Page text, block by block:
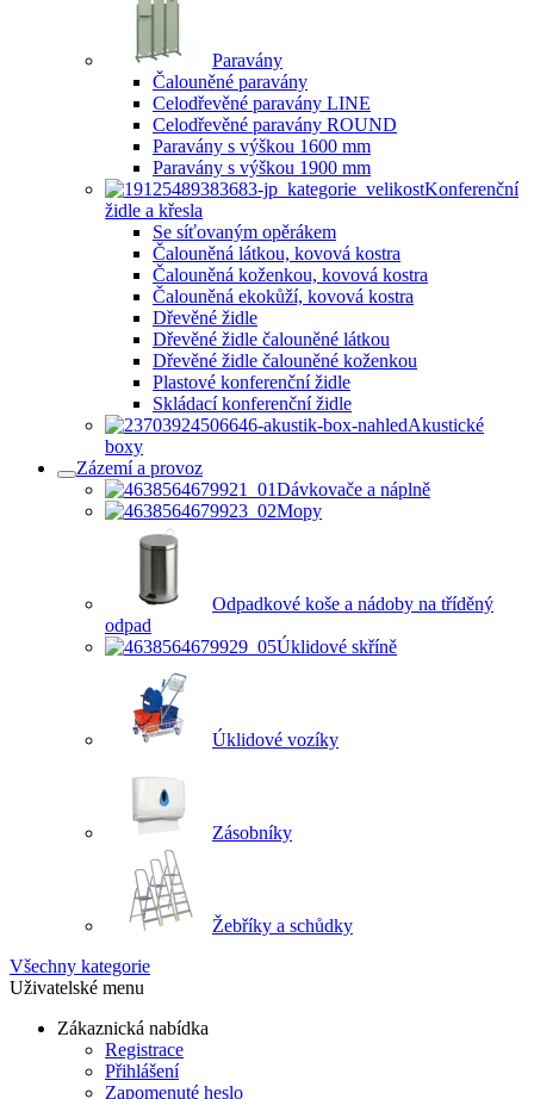
Paravány
Čalouněné paravány
Celodřevěné paravány LINE
Celodřevěné paravány ROUND
Paravány s výškou 1600 mm
Paravány s výškou 1900 mm
Konferenční
židle a křesla
Se síťovaným opěrákem
Čalouněná látkou, kovová kostra
Čalouněná koženkou, kovová kostra
Čalouněná ekokůží, kovová kostra
Dřevěné židle
Dřevěné židle čalouněné látkou
Dřevěné židle čalouněné koženkou
Plastové konferenční židle
Skládací konferenční židle
Akustické
boxy
Zázemí a provoz
Dávkovače a náplně
Mopy
Odpadkové koše a nádoby na tříděný
odpad
Úklidové skříně
Úklidové vozíky
Zásobníky
Žebříky a schůdky
Všechny kategorie
Uživatelské menu
Zákaznická nabídka
Registrace
Přihlášení
Zapomenuté heslo